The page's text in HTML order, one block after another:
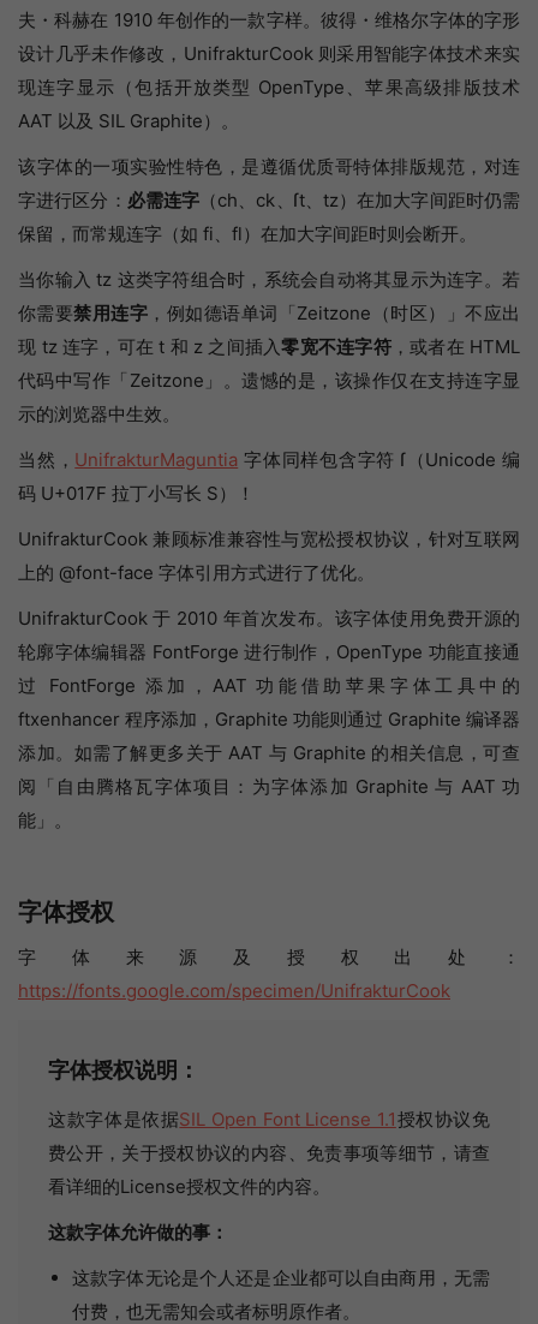
夫・科赫在 1910 年创作的一款字样。彼得・维格尔字体的字形
设计几乎未作修改，UnifrakturCook 则采用智能字体技术来实
现连字显示（包括开放类型 OpenType、苹果高级排版技术
AAT 以及 SIL Graphite）。
该字体的一项实验性特色，是遵循优质哥特体排版规范，对连
字进行区分： 必需连字 （ch、ck、ſt、tz）在加大字间距时仍需
保留，而常规连字（如 fi、fl）在加大字间距时则会断开。
当你输入 tz 这类字符组合时，系统会自动将其显示为连字。若
你需要禁用连字 ，例如德语单词「Zeitzone（时区）」不应出
现 tz 连字，可在 t 和 z 之间插入零宽不连字符，或者在 HTML
代码中写作「Zeit‌zone」。遗憾的是，该操作仅在支持连字显
示的浏览器中生效。
当然， UnifrakturMaguntia 字体同样包含字符 ſ（Unicode 编
码 U+017F 拉丁小写长 S）！
UnifrakturCook 兼顾标准兼容性与宽松授权协议，针对互联网
上的 @font-face 字体引用方式进行了优化。
UnifrakturCook 于 2010 年首次发布。该字体使用免费开源的
轮廓字体编辑器 FontForge 进行制作，OpenType 功能直接通
过 FontForge 添加，AAT 功能借助苹果字体工具中的
ftxenhancer 程序添加，Graphite 功能则通过 Graphite 编译器
添加。如需了解更多关于 AAT 与 Graphite 的相关信息，可查
阅「自由腾格瓦字体项目：为字体添加 Graphite 与 AAT 功
能」。
字体授权
字体来源及授权出处：
https://fonts.google.com/specimen/UnifrakturCook
字体授权说明：
这款字体是依据SIL Open Font License 1.1授权协议免
费公开，关于授权协议的内容、免责事项等细节，请查
看详细的License授权文件的内容。
这款字体允许做的事：
这款字体无论是个人还是企业都可以自由商用，无需
付费，也无需知会或者标明原作者。